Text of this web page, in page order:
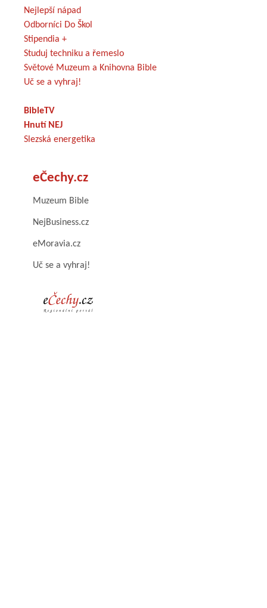
Nejlepší nápad
Odborníci Do Škol
Stipendia +
Studuj techniku a řemeslo
Světové Muzeum a Knihovna Bible
Uč se a vyhraj!
BibleTV
Hnutí NEJ
Slezská energetika
eČechy.cz
Muzeum Bible
NejBusiness.cz
eMoravia.cz
Uč se a vyhraj!